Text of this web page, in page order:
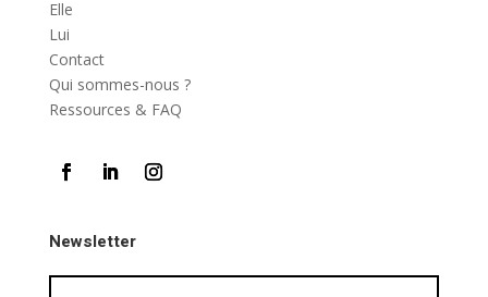
Elle
Lui
Contact
Qui sommes-nous ?
Ressources & FAQ
Newsletter